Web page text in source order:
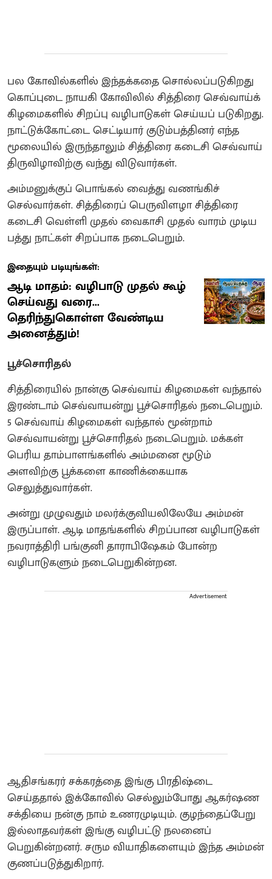
பல கோவில்களில் இந்தக்கதை சொல்லப்படுகிறது
கொப்புடை நாயகி கோவிலில் சித்திரை செவ்வாய்க்
கிழமைகளில் சிறப்பு வழிபாடுகள் செய்யப் படுகிறது.‌
நாட்டுக்கோட்டை செட்டியார் குடும்பத்தினர் எந்த
மூலையில் இருந்தாலும் சித்திரை கடைசி செவ்வாய்
திருவிழாவிற்கு வந்து விடுவார்கள்.‌
அம்மனுக்குப் பொங்கல் வைத்து வணங்கிச்
செல்வார்கள். ‌சித்திரைப் பெருவிளழா சித்திரை
கடைசி வெள்ளி முதல் வைகாசி முதல் வாரம் முடிய
பத்து நாட்கள் சிறப்பாக நடைபெறும்.
இதையும் படியுங்கள்:
ஆடி மாதம்: வழிபாடு முதல் கூழ்
செய்வது வரை...
தெரிந்துகொள்ள வேண்டிய
அனைத்தும்!
பூச்சொரிதல்
சித்திரையில் நான்கு செவ்வாய் கிழமைகள் வந்தால்
இரண்டாம் செவ்வாயன்று பூச்சொரிதல் நடைபெறும்.
5 செவ்வாய் கிழமைகள் வந்தால் மூன்றாம்
செவ்வாயன்று பூச்சொரிதல் நடைபெறும். மக்கள்
பெரிய தாம்பாளங்களில் அம்மனை மூடும்
அளவிற்கு பூக்களை காணிக்கையாக
செலுத்துவார்கள்.
அன்று முழுவதும் மலர்க்குவியலிலேயே அம்மன்
இருப்பாள். ஆடி மாதங்களில் சிறப்பான வழிபாடுகள்
நவராத்திரி பங்குனி தாராபிஷேகம் போன்ற
வழிபாடுகளும் நடைபெறுகின்றன.
Advertisement
ஆதிசங்கரர் சக்கரத்தை இங்கு பிரதிஷ்டை
செய்ததால் இக்கோவில் செல்லும்போது ஆகர்ஷண
சக்தியை நன்கு நாம் உணரமுடியும். குழந்தைப்பேறு
இல்லாதவர்கள் இங்கு வழிபட்டு நலனைப்
பெறுகின்றனர். சரும வியாதிகளையும் இந்த அம்மன்
குணப்படுத்துகிறார்.